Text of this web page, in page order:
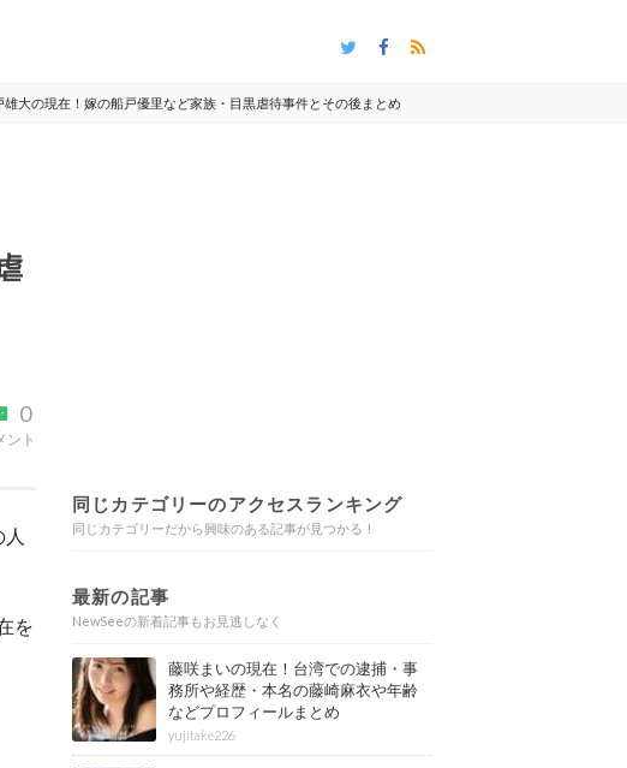
雄大の現在！嫁の船戸優里など家族・目黒虐待事件とその後まとめ
0
ント
を
同じカテゴリーのアクセスランキング
同じカテゴリーだから興味のある記事が見つかる！
最新の記事
NewSeeの新着記事もお見逃しなく
藤咲まいの現在！台湾での逮捕・事
務所や経歴・本名の藤崎麻衣や年齢
などプロフィールまとめ
yujitake226